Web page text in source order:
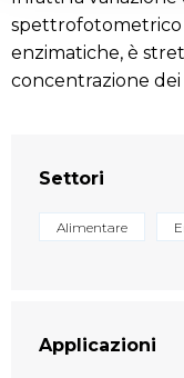
spettrofotometrico
enzimatiche, è
concentrazione dei
Settori
Alimentare
Applicazioni